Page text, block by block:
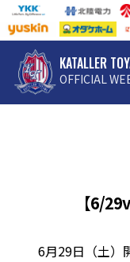
KATALLER
OFFICIAL
【6/
6月29日（土）